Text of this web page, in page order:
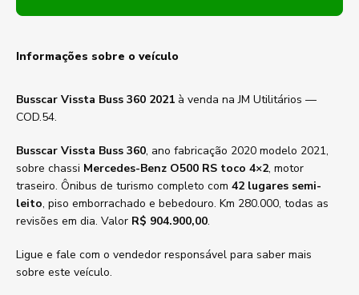
Informações sobre o veículo
Busscar Vissta Buss 360 2021 à venda na JM Utilitários —
COD.54.
Busscar Vissta Buss 360, ano fabricação 2020 modelo 2021,
sobre chassi Mercedes-Benz O500 RS toco 4×2, motor
traseiro. Ônibus de turismo completo com 42 lugares semi-
leito, piso emborrachado e bebedouro. Km 280.000, todas as
revisões em dia. Valor R$ 904.900,00.
Ligue e fale com o vendedor responsável para saber mais
sobre este veículo.